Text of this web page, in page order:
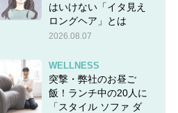
はいけない「イタ見え
ロングヘア」とは
2026.08.07
WELLNESS
突撃・弊社のお昼ご
飯！ランチ中の20人に
「スタイル ソファ ダ